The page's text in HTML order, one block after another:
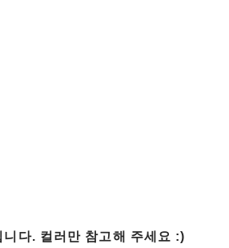
니다. 컬러만 참고해 주세요 :)